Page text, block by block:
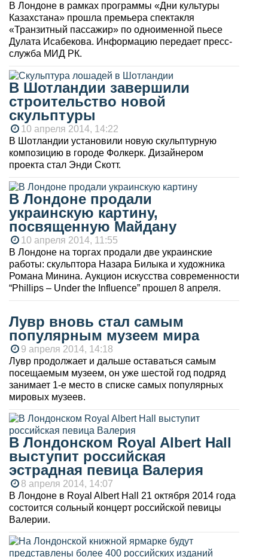
В Лондоне в рамках программы «Дни культуры
Казахстана» прошла премьера спектакля
«Транзитный пассажир» по одноименной пьесе
Дулата Исабекова. Информацию передает пресс-
служба МИД РК.
В Шотландии завершили
строительство новой
скульптуры
10 апреля 2014, 14:22
В Шотландии установили новую скульптурную
композицию в городе Фолкерк. Дизайнером
проекта стал Энди Скотт.
В Лондоне продали
украинскую картину,
посвященную Майдану
10 апреля 2014, 11:55
В Лондоне на торгах продали две украинские
работы: скульптора Назара Билыка и художника
Романа Минина. Аукцион искусства современности
“Phillips – Under the Influence” прошел 8 апреля.
Лувр вновь стал самым
популярным музеем мира
9 апреля 2014, 14:18
Лувр продолжает и дальше оставаться самым
посещаемым музеем, он уже шестой год подряд
занимает 1-е место в списке самых популярных
мировых музеев.
В Лондонском Royal Albert Hall
выступит российская
эстрадная певица Валерия
8 апреля 2014, 14:07
В Лондоне в Royal Albert Hall 21 октября 2014 года
состоится сольный концерт российской певицы
Валерии.